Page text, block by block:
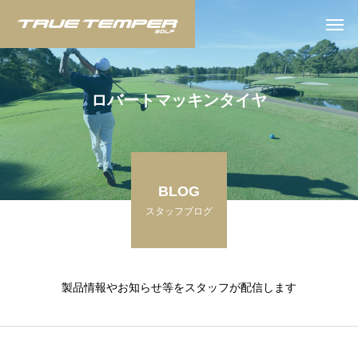
ロバートマッキンタイヤ
BLOG
スタッフブログ
製品情報やお知らせ等をスタッフが配信します